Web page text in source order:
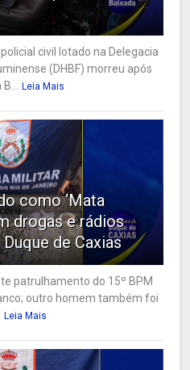
policial civil lotado na Delegacia
(DHBF) morreu após
Leia Mais
como ‘Mata
drogas e rádios
de Caxias
patrulhamento do 15º BPM
outro homem também foi
Leia Mais